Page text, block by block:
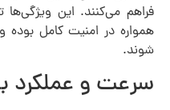
فراهم می‌کنند. این ویژگی‌ها
همواره در امنیت کامل
شوند.
سرعت و عملکرد